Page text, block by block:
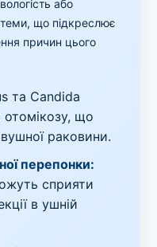
або
що підкреслює
причин цього
та Candida
що
раковини.
перепонки:
сприяти
в ушній